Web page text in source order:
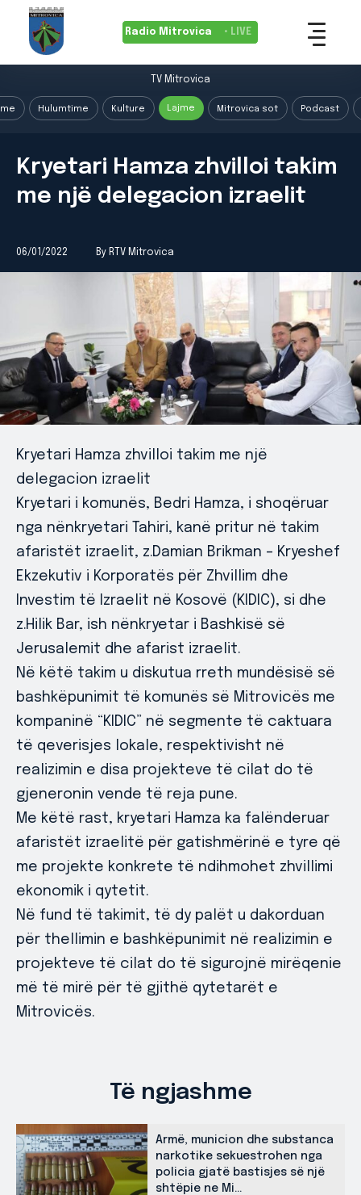
Radio Mitrovica • LIVE
TV Mitrovica
Hulumtime Kulture Lajme Mitrovica sot Podcast
Kryetari Hamza zhvilloi takim
me një delegacion izraelit
06/01/2022 By RTV Mitrovica
Kryetari Hamza zhvilloi takim me një
delegacion izraelit
Kryetari i komunës, Bedri Hamza, i shoqëruar
nga nënkryetari Tahiri, kanë pritur në takim
afaristët izraelit, z.Damian Brikman – Kryeshef
Ekzekutiv i Korporatës për Zhvillim dhe
Investim të Izraelit në Kosovë (KIDIC), si dhe
z.Hilik Bar, ish nënkryetar i Bashkisë së
Jerusalemit dhe afarist izraelit.
Në këtë takim u diskutua rreth mundësisë së
bashkëpunimit të komunës së Mitrovicës me
kompaninë “KIDIC” në segmente të caktuara
të qeverisjes lokale, respektivisht në
realizimin e disa projekteve të cilat do të
gjeneronin vende të reja pune.
Me këtë rast, kryetari Hamza ka falënderuar
afaristët izraelitë për gatishmërinë e tyre që
me projekte konkrete të ndihmohet zhvillimi
ekonomik i qytetit.
Në fund të takimit, të dy palët u dakorduan
për thellimin e bashkëpunimit në realizimin e
projekteve të cilat do të sigurojnë mirëqenie
më të mirë për të gjithë qytetarët e
Mitrovicës.
Të ngjashme
Armë, municion dhe substanca
narkotike sekuestrohen nga
policia gjatë bastisjes së një
shtëpie ne Mi...